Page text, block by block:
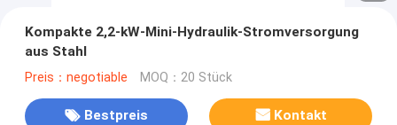
Kompakte 2,2-kW-Mini-Hydraulik-Stromversorgung
aus Stahl
Preis：negotiable MOQ：20 Stück
Bestpreis Kontakt